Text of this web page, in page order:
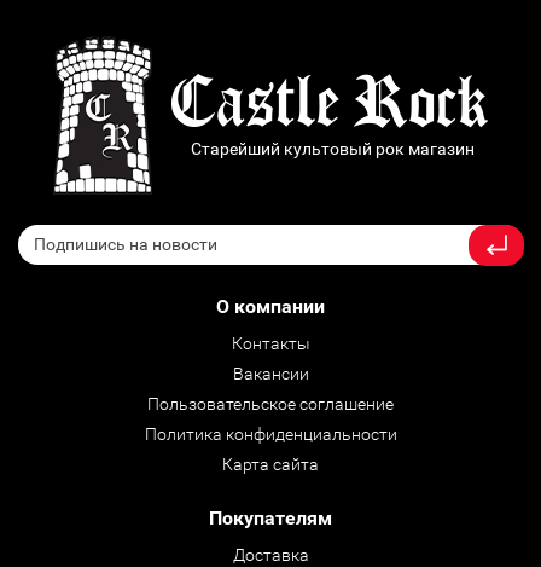
Старейший культовый рок магазин
О компании
Контакты
Вакансии
Пользовательское соглашение
Политика конфиденциальности
Карта сайта
Покупателям
Доставка